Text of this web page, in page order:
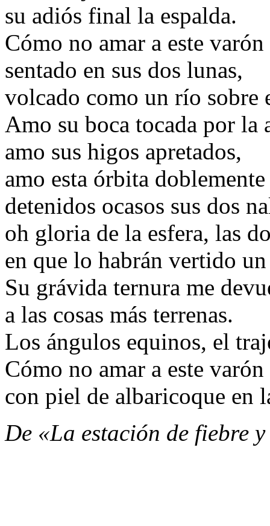
su adiós final la espalda.
Cómo no amar a este varón
sentado en sus dos lunas,
volcado como un río sobre
Amo su boca tocada por la
amo sus higos apretados,
amo esta órbita
detenidos ocasos sus dos
oh gloria de la esfera, las
en que lo habrán vertido
Su grávida ternura me
a las cosas más terrenas.
Los ángulos equinos, el
Cómo no amar a este
con piel de albaricoque en
De «La estación de fiebre